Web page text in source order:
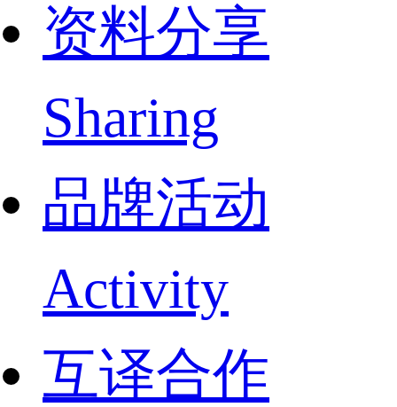
资料分享
Sharing
品牌活动
Activity
互译合作